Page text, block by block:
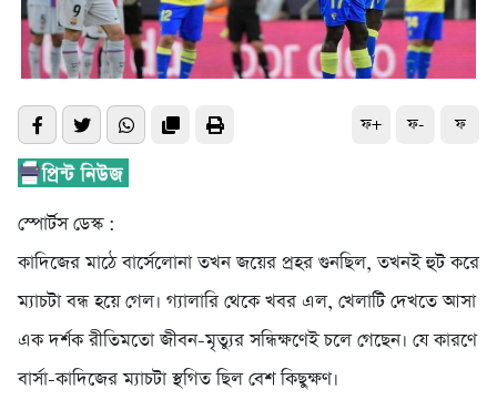
ফ+ ফ- ফ
স্পোর্টস ডেস্ক :
কাদিজের মাঠে বার্সেলোনা তখন জয়ের প্রহর গুনছিল, তখনই হুট করে
ম্যাচটা বন্ধ হয়ে গেল। গ্যালারি থেকে খবর এল, খেলাটি দেখতে আসা
এক দর্শক রীতিমতো জীবন-মৃত্যুর সন্ধিক্ষণেই চলে গেছেন। যে কারণে
বার্সা-কাদিজের ম্যাচটা স্থগিত ছিল বেশ কিছুক্ষণ।